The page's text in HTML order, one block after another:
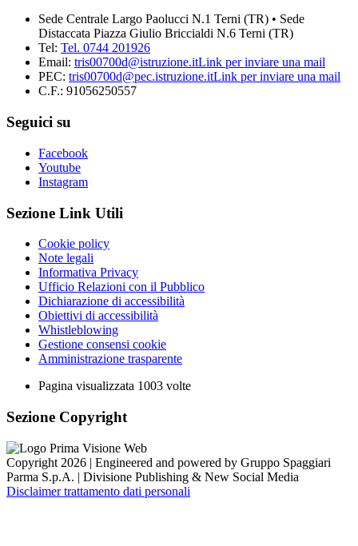
Sede Centrale Largo Paolucci N.1 Terni (TR) • Sede
Distaccata Piazza Giulio Briccialdi N.6 Terni (TR)
Tel: Tel. 0744 201926
Email: tris00700d@istruzione.itLink per inviare una mail
PEC: tris00700d@pec.istruzione.itLink per inviare una mail
C.F.: 91056250557
Seguici su
Facebook
Youtube
Instagram
Sezione Link Utili
Cookie policy
Note legali
Informativa Privacy
Ufficio Relazioni con il Pubblico
Dichiarazione di accessibilità
Obiettivi di accessibilità
Whistleblowing
Gestione consensi cookie
Amministrazione trasparente
Pagina visualizzata 1003 volte
Sezione Copyright
Copyright 2026 | Engineered and powered by Gruppo Spaggiari
Parma S.p.A. | Divisione Publishing & New Social Media
Disclaimer trattamento dati personali